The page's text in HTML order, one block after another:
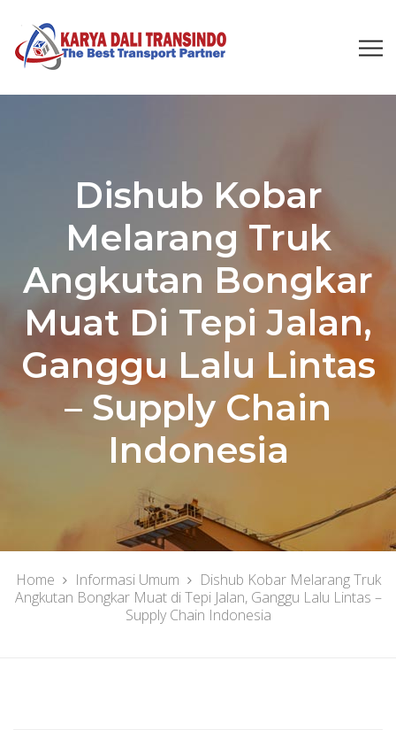
Dishub Kobar
Melarang Truk
Angkutan Bongkar
Muat Di Tepi Jalan,
Ganggu Lalu Lintas
– Supply Chain
Indonesia
Home Informasi Umum
Dishub Kobar Melarang Truk
Angkutan Bongkar Muat di Tepi Jalan, Ganggu Lalu Lintas –
Supply Chain Indonesia